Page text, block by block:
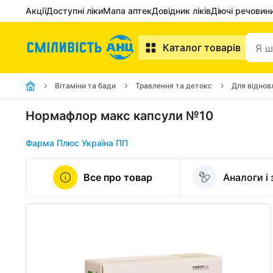
АкціїДоступні лікиМапа аптекДовідник ліківДіючі
Каталог товарів
Вітаміни та бади Травлення та детокс Для
Нормафлор макс капсули №10
Фарма Плюс Україна ПП
Все про товар Аналоги і